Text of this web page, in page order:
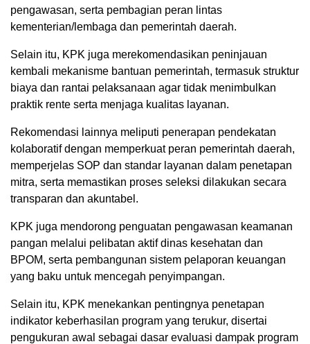
pengawasan, serta pembagian peran lintas
kementerian/lembaga dan pemerintah daerah.
Selain itu, KPK juga merekomendasikan peninjauan
kembali mekanisme bantuan pemerintah, termasuk struktur
biaya dan rantai pelaksanaan agar tidak menimbulkan
praktik rente serta menjaga kualitas layanan.
Rekomendasi lainnya meliputi penerapan pendekatan
kolaboratif dengan memperkuat peran pemerintah daerah,
memperjelas SOP dan standar layanan dalam penetapan
mitra, serta memastikan proses seleksi dilakukan secara
transparan dan akuntabel.
KPK juga mendorong penguatan pengawasan keamanan
pangan melalui pelibatan aktif dinas kesehatan dan
BPOM, serta pembangunan sistem pelaporan keuangan
yang baku untuk mencegah penyimpangan.
Selain itu, KPK menekankan pentingnya penetapan
indikator keberhasilan program yang terukur, disertai
pengukuran awal sebagai dasar evaluasi dampak program